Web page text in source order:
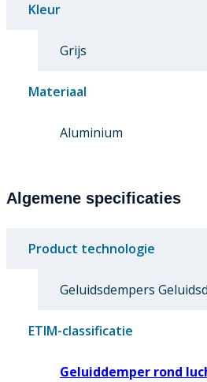
Kleur
Grijs
Materiaal
Aluminium
Algemene specificaties
Product technologie
Geluidsdempers
ETIM-classificatie
Geluiddemper rond